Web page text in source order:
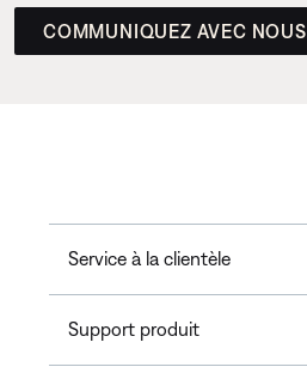
COMMUNIQUEZ AVEC NOUS
Service à la clientèle
Support produit